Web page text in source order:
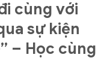
cùng với
sự kiện
– Học cùng